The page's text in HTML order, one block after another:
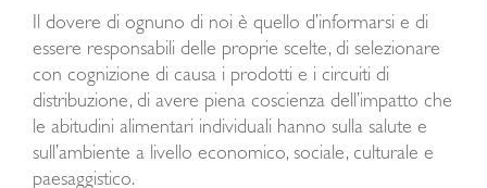
Il dovere di ognuno di noi è quello d’informarsi e di
essere responsabili delle proprie scelte, di selezionare
con cognizione di causa i prodotti e i circuiti di
distribuzione, di avere piena coscienza dell’impatto che
le abitudini alimentari individuali hanno sulla salute e
sull’ambiente a livello economico, sociale, culturale e
paesaggistico.